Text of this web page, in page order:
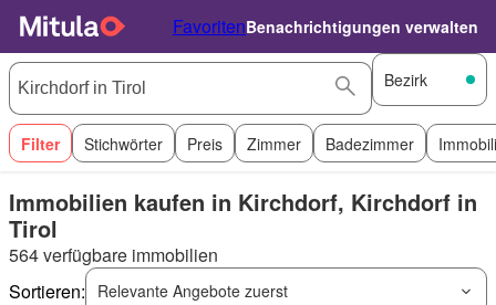
FavoritenBenachrichtigungen verwalten
Bezirk
Filter Stichwörter Preis Zimmer Badezimmer
Immobilien kaufen in Kirchdorf, Kirchdorf in
Tirol
564 verfügbare immobilien
Sortieren:
Relevante Angebote zuerst